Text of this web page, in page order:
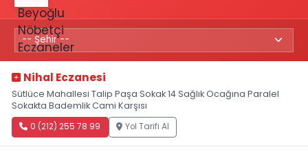
Nihal Eczanesi
Sütlüce Mahallesi Talip Paşa Sokak 14 Sağlık Ocağına Paralel
Sokakta Bademlik Cami Karşısı
0 (212) 255 78 99 Yol Tarifi Al